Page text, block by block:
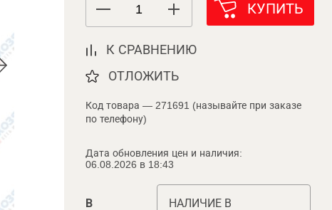
КУПИТЬ
К СРАВНЕНИЮ
ОТЛОЖИТЬ
Код товара — 271691 (называйте при заказе
по телефону)
Дата обновления цен и наличия:
06.08.2026 в 18:43
В
НАЛИЧИЕ В